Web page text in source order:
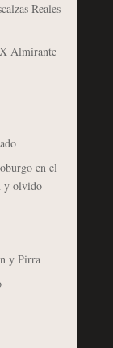
Reales
Almirante
en el
y olvido
y Pirra